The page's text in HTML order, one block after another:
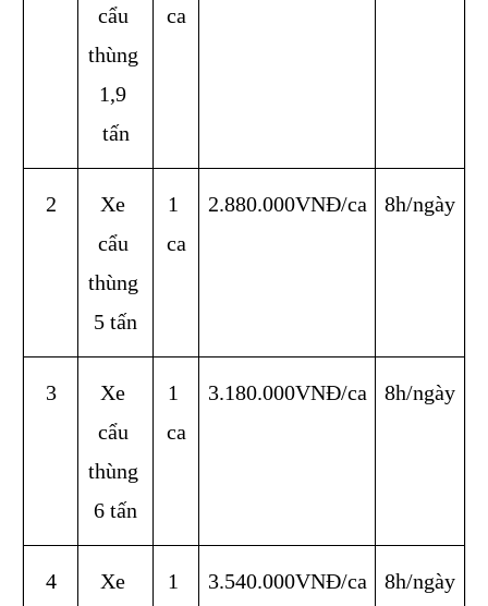
cẩu
thùng
1,9
tấn
ca
2
Xe
cẩu
thùng
5 tấn
1
ca
2.880.000VNĐ/ca 8h/ngày
3
Xe
cẩu
thùng
6 tấn
1
ca
3.180.000VNĐ/ca 8h/ngày
4
Xe
1
3.540.000VNĐ/ca 8h/ngày